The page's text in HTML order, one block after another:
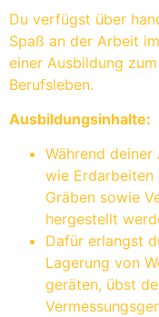
Du verfügst über
Spaß an der Arbeit
einer Ausbildung
Berufsleben.
Ausbildungsinhalte:
Während
wie Erdarbeiten
Gräben sowie
hergestellt
Dafür erlangst
Lagerung von
geräten, übst